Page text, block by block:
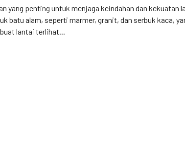
yang penting untuk menjaga keindahan dan
batu alam, seperti marmer, granit, dan serbuk kaca,
lantai terlihat...